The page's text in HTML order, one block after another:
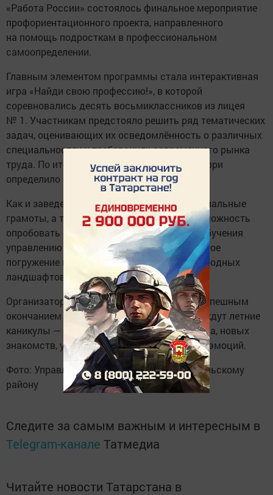
«Работа России» состоялось финальное мероприятие
профориентационного проекта, направленного
на помощь подросткам в профессиональном
самоопределении.
Главным элементом программы стала интерактивная
игра «Найди свою профессию!», в которой
соревновались десять восьмиклассников из лицея
№ 1. Участникам предстояло решить ряд тематических
задач, оценивающих их осведомлённость о различных
специальностях и требованиях современного рынка
труда. По итогам командных испытаний жюри
определило сильнейшую группу.
Как и заведено, победители получили официальные
грамоты, а также специальные призы: возможность
опробовать современный симулятор для обучения
управлению комбайном и пройти виртуальное
погружение в атмосферу экзотических природных
ландшафтов.
Организаторы поздравили школьников с успешным
окончанием учебного года. Впереди ребят ждут летние
каникулы — время для полноценного отдыха, новых
знакомств, увлекательных поездок и ярких эмоций.
Фото: Управление ГКУ ЦЗН РТ по Зеленодольскому
району
Следите за самым важным и интересным в
Telegram-канале Татмедиа
Читайте новости Татарстана в